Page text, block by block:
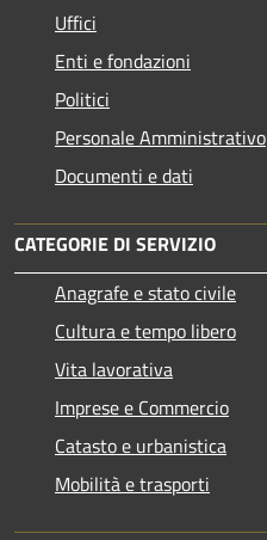
Uffici
Enti e fondazioni
Politici
Personale Amministrativo
Documenti e dati
CATEGORIE DI SERVIZIO
Anagrafe e stato civile
Cultura e tempo libero
Vita lavorativa
Imprese e Commercio
Catasto e urbanistica
Mobilità e trasporti